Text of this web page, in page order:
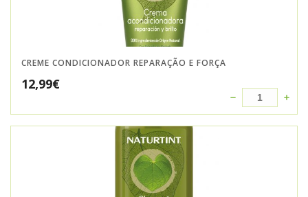
CREME CONDICIONADOR REPARAÇÃO E FORÇA
12,99€